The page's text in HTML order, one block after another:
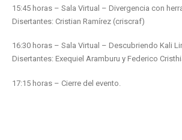
15:45 horas – Sala Virtual – Divergencia con
Disertantes: Cristian Ramírez (criscraf)
16:30 horas – Sala Virtual – Descubriendo Kali
Disertantes: Exequiel Aramburu y Federico
17:15 horas – Cierre del evento.